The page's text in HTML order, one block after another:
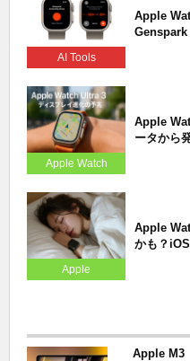
AI Tools
Apple
Genspark
Apple Watch
Apple
ータから
Apple
Apple
かも？
Apple M3